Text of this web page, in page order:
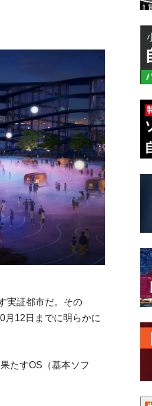
ラ
ボ
実証都市だ。その
月12日までに明らかに
たすOS（基本ソフ